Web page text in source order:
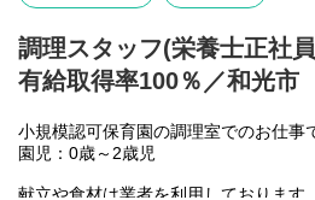
調理スタッフ(栄養士正社
有給取得率100％／和光市
小規模認可保育園の調理室でのお仕事
園児：0歳～2歳児
献立や食材は業者を利用しております。